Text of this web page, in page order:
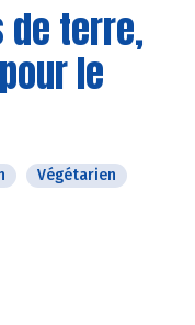
de terre,
le
Végétarien